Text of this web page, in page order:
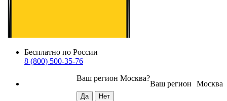
Бесплатно по России
8 (800) 500-35-76
Москва
Ваш регион
Ваш регион Москва?